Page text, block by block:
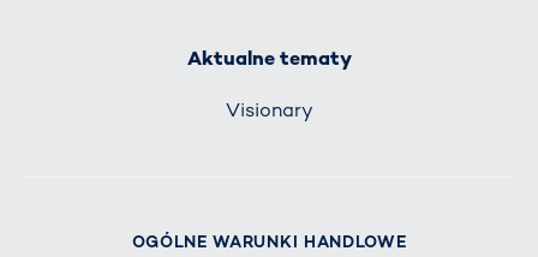
Aktualne tematy
Visionary
OGÓLNE WARUNKI HANDLOWE